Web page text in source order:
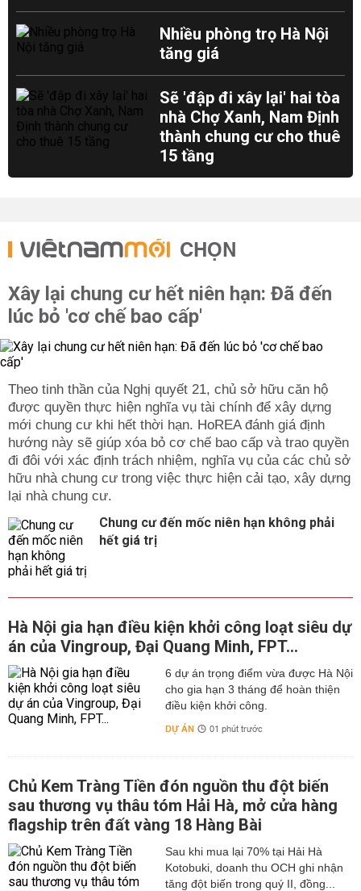
Nhiều phòng trọ Hà Nội
tăng giá
Sẽ 'đập đi xây lại' hai tòa
nhà Chợ Xanh, Nam Định
thành chung cư cho thuê
15 tầng
CHỌN
Xây lại chung cư hết niên hạn: Đã đến
lúc bỏ 'cơ chế bao cấp'
Theo tinh thần của Nghị quyết 21, chủ sở hữu căn hộ
được quyền thực hiện nghĩa vụ tài chính để xây dựng
mới chung cư khi hết thời hạn. HoREA đánh giá định
hướng này sẽ giúp xóa bỏ cơ chế bao cấp và trao quyền
đi đôi với xác định trách nhiệm, nghĩa vụ của các chủ sở
hữu nhà chung cư trong việc thực hiện cải tạo, xây dựng
lại nhà chung cư.
Chung cư đến mốc niên hạn không phải
hết giá trị
Hà Nội gia hạn điều kiện khởi công loạt siêu dự
án của Vingroup, Đại Quang Minh, FPT...
6 dự án trọng điểm vừa được Hà Nội
cho gia hạn 3 tháng để hoàn thiện
điều kiện khởi công.
DỰ ÁN 01 phút trước
Chủ Kem Tràng Tiền đón nguồn thu đột biến
sau thương vụ thâu tóm Hải Hà, mở cửa hàng
flagship trên đất vàng 18 Hàng Bài
Sau khi mua lại 70% tại Hải Hà
Kotobuki, doanh thu OCH ghi nhận
tăng đột biến trong quý II, đồng...